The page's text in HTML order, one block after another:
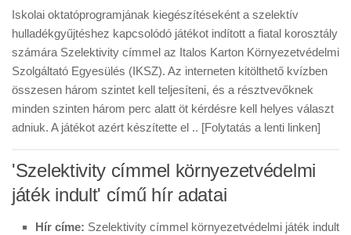
Iskolai oktatóprogramjának kiegészítéseként a szelektív
hulladékgyűjtéshez kapcsolódó játékot indított a fiatal korosztály
számára Szelektivity címmel az Italos Karton Környezetvédelmi
Szolgáltató Egyesülés (IKSZ). Az interneten kitölthető kvízben
összesen három szintet kell teljesíteni, és a résztvevőknek
minden szinten három perc alatt öt kérdésre kell helyes választ
adniuk. A játékot azért készítette el .. [Folytatás a lenti linken]
'Szelektivity címmel környezetvédelmi
játék indult' című hír adatai
Hír címe: Szelektivity címmel környezetvédelmi játék indult